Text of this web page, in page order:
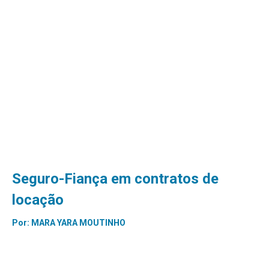
Seguro-Fiança em contratos de
locação
Por: MARA YARA MOUTINHO